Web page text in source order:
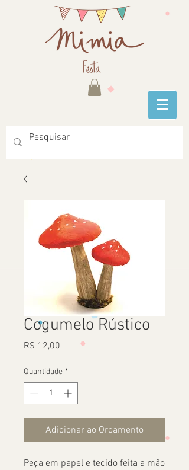
Cogumelo Rústico
R$ 12,00 Preço
Quantidade *
Adicionar ao Orçamento
Peça em papel e tecido feita a mão